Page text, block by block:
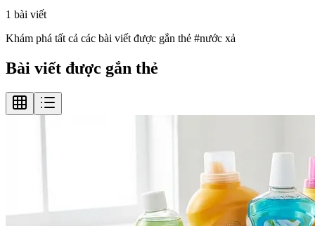
1 bài viết
Khám phá tất cả các bài viết được gắn thẻ #nước xả
Bài viết được gắn thẻ